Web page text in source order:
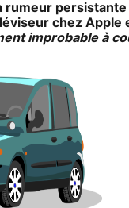
rumeur
chez Apple
improbable à